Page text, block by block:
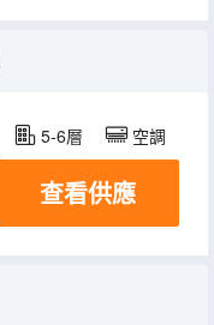
5-6層 空調
查看供應